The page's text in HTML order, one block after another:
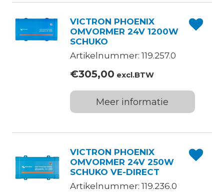
VICTRON PHOENIX
OMVORMER 24V 1200W
SCHUKO
Artikelnummer: 119.257.0
€305,00 excl.BTW
Meer informatie
VICTRON PHOENIX
OMVORMER 24V 250W
SCHUKO VE-DIRECT
Artikelnummer: 119.236.0